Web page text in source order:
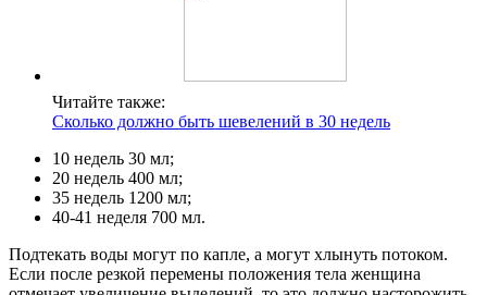
Читайте также:
Сколько должно быть шевелений в 30 недель
10 недель 30 мл;
20 недель 400 мл;
35 недель 1200 мл;
40-41 неделя 700 мл.
Подтекать воды могут по капле, а могут хлынуть потоком.
Если после резкой перемены положения тела женщина